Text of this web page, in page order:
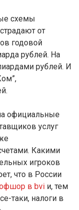
схемы
от
годовой
рублей. На
рублей. И
официальные
услуг
Какими
игроков
что в России
в bvi и, тем
таки, налоги в